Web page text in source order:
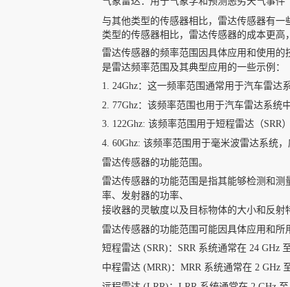
与其他类型的传感器相比，雷达传感器有
类型的传感器相比，雷达传感器的成本更高，
雷达传感器的频率范围因具体应用和使用的
是雷达频率范围及其典型应用的一些示例：
1. 24Ghz：这一频率范围通常用于汽车雷达
2. 77Ghz：该频率范围也用于汽车雷达系统
3. 122Ghz: 该频率范围用于短程雷达（SRR
4. 60Ghz: 该频率范围用于毫米波雷达系统
雷达传感器的功能范围。
雷达传感器的功能范围是指其能够检测和
率、发射器的功率、
接收器的灵敏度以及目标物体的大小和反射
雷达传感器的功能范围可能因具体应用和所
短程雷达 (SRR)：SRR 系统通常在 24 GHz
中程雷达 (MRR)：MRR 系统通常在 2 GHz